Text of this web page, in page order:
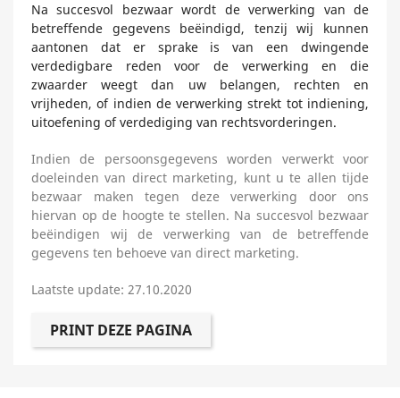
Na succesvol bezwaar wordt de verwerking van de
betreffende gegevens beëindigd, tenzij wij kunnen
aantonen dat er sprake is van een dwingende
verdedigbare reden voor de verwerking en die
zwaarder weegt dan uw belangen, rechten en
vrijheden, of indien de verwerking strekt tot indiening,
uitoefening of verdediging van rechtsvorderingen.
Indien de persoonsgegevens worden verwerkt voor
doeleinden van direct marketing, kunt u te allen tijde
bezwaar maken tegen deze verwerking door ons
hiervan op de hoogte te stellen. Na succesvol bezwaar
beëindigen wij de verwerking van de betreffende
gegevens ten behoeve van direct marketing.
Laatste update: 27.10.2020